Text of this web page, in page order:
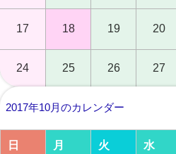
17 18 19 20
24 25 26 27
2017年10月のカレンダー
日 月 火 水